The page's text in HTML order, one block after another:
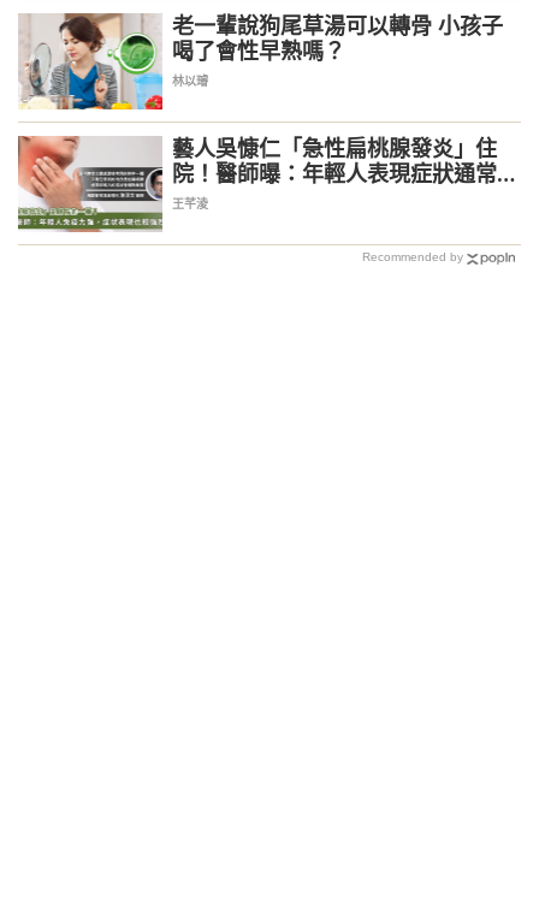
老一輩說狗尾草湯可以轉骨 小孩子
喝了會性早熟嗎？
林以璿
藝人吳慷仁「急性扁桃腺發炎」住
院！醫師曝：年輕人表現症狀通常較
嚴重
王芊淩
Recommended by